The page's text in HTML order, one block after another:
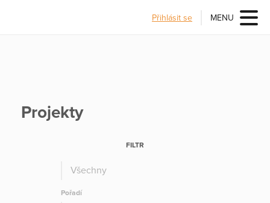
Přihlásit se MENU
Projekty
FILTR
Všechny
Pořadí